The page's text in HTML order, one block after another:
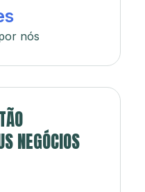
nós
NEGÓCIOS